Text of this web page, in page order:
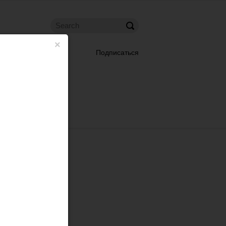
×
Подписаться